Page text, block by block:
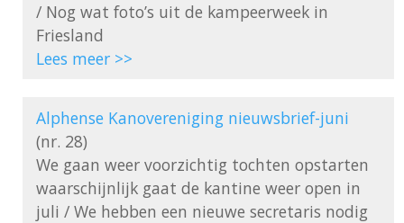
/ Nog wat foto’s uit de kampeerweek in
Lees meer >>
Alphense Kanovereniging nieuwsbrief-juni
(nr. 28)
We gaan weer voorzichtig tochten opstarten
waarschijnlijk gaat de kantine weer open in
juli / We hebben een nieuwe secretaris nodig